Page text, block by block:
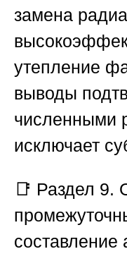
замена
утепление
выводы
численными
исключает
📑 Раздел 9.
составление